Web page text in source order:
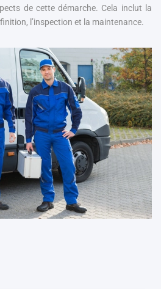
de cette démarche. Cela inclut la
l’inspection et la maintenance.